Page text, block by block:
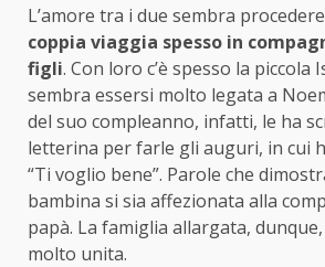
L’amore tra i due sembra
coppia viaggia spesso in
figli. Con loro c’è spesso la piccola
sembra essersi molto legata a
del suo compleanno, infatti, le ha
letterina per farle gli auguri, in cui
“Ti voglio bene”. Parole che
bambina si sia affezionata alla
papà. La famiglia allargata,
molto unita.